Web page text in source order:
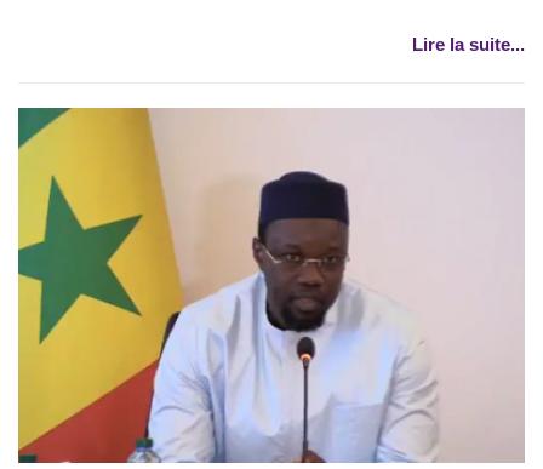
Lire la suite...